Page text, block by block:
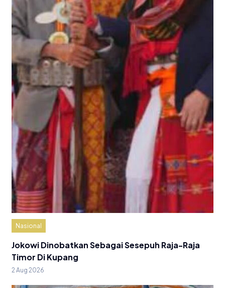
Nasional
Jokowi Dinobatkan Sebagai Sesepuh Raja-Raja
Timor Di Kupang
2 Aug 2026